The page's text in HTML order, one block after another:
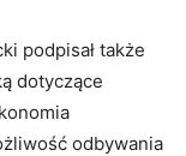
podpisał także
dotyczące
odbywania